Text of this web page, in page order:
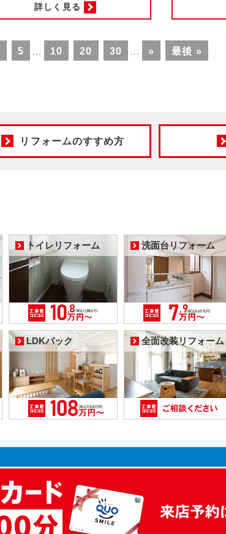
詳しく見る
5 10 20 30 » 最後 »
リフォームのすすめ方
トイレリフォーム 洗面台リフォーム
LDKパック 全面改装リフォーム